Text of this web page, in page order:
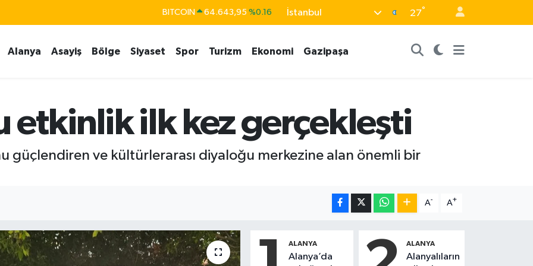
BITCOIN 64.643,95 %0.16
EURO 55,0406 %-0.08
BİST100 13.799 %70
İstanbul 27°
Alanya Asayiş Bölge Siyaset Spor Turizm Ekonomi Gazipaşa
etkinlik ilk kez gerçekleşti
güçlendiren ve kültürlerarası diyaloğu merkezine alan önemli bir
A- A+
ALANYA
Alanya’da
ALANYA
Alanyalıların